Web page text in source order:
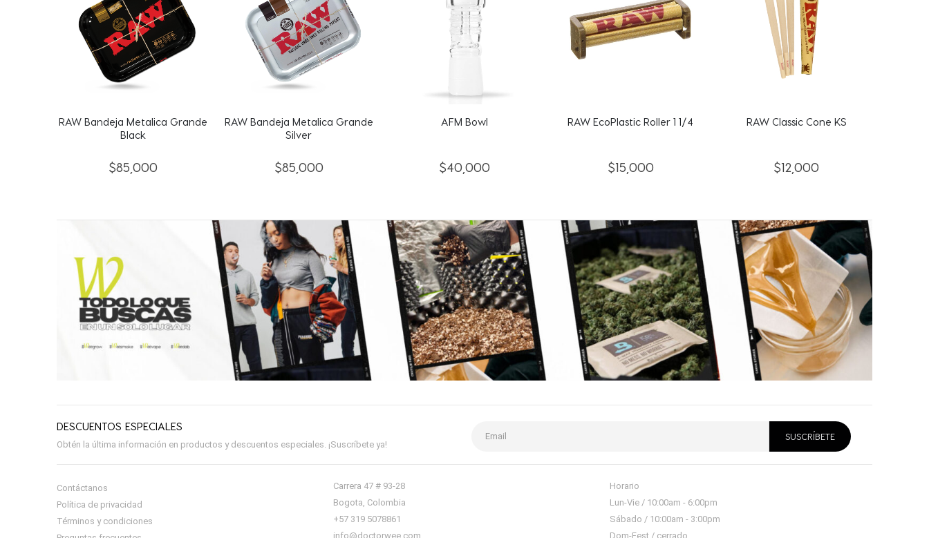
RAW Bandeja Metalica Grande
Black
$85,000
RAW Bandeja Metalica Grande
Silver
$85,000
AFM Bowl
$40,000
RAW EcoPlastic Roller 1 1/4
$15,000
RAW Classic Cone KS
$12,000
DESCUENTOS ESPECIALES
Obtén la última información en productos y descuentos especiales. ¡Suscríbete ya!
Contáctanos
Política de privacidad
Términos y condiciones
Carrera 47 # 93-28
Bogota, Colombia
+57 319 5078861
info@doctorwee.com
Horario
Lun-Vie / 10:00am - 6:00pm
Sábado / 10:00am - 3:00pm
Dom-Fest / cerrado